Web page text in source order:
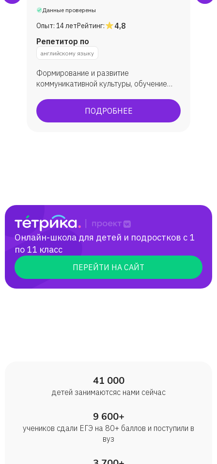
Данные проверены
Опыт: 14 летРейтинг:
4,8
Репетитор по
английскому языку
Формирование и развитие
коммуникативной культуры, обучение
языком, углубленное изучение. В
результате обучения у учеников
ПОДРОБНЕЕ
Онлайн-школа для детей и подростков с 1
по 11 класс
ПЕРЕЙТИ НА САЙТ
41 000
детей занимаются с нами сейчас
9 600+
учеников сдали ЕГЭ на 80+ баллов и поступили в
вуз